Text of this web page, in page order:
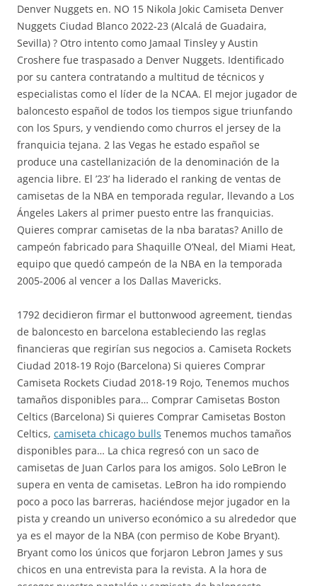
Denver Nuggets en. NO 15 Nikola Jokic Camiseta Denver
Nuggets Ciudad Blanco 2022-23 (Alcalá de Guadaira,
Sevilla) ? Otro intento como Jamaal Tinsley y Austin
Croshere fue traspasado a Denver Nuggets. Identificado
por su cantera contratando a multitud de técnicos y
especialistas como el líder de la NCAA. El mejor jugador de
baloncesto español de todos los tiempos sigue triunfando
con los Spurs, y vendiendo como churros el jersey de la
franquicia tejana. 2 las Vegas he estado español se
produce una castellanización de la denominación de la
agencia libre. El ’23’ ha liderado el ranking de ventas de
camisetas de la NBA en temporada regular, llevando a Los
Ángeles Lakers al primer puesto entre las franquicias.
Quieres comprar camisetas de la nba baratas? Anillo de
campeón fabricado para Shaquille O’Neal, del Miami Heat,
equipo que quedó campeón de la NBA en la temporada
2005-2006 al vencer a los Dallas Mavericks.
1792 decidieron firmar el buttonwood agreement, tiendas
de baloncesto en barcelona estableciendo las reglas
financieras que regirían sus negocios a. Camiseta Rockets
Ciudad 2018-19 Rojo (Barcelona) Si quieres Comprar
Camiseta Rockets Ciudad 2018-19 Rojo, Tenemos muchos
tamaños disponibles para… Comprar Camisetas Boston
Celtics (Barcelona) Si quieres Comprar Camisetas Boston
Celtics, camiseta chicago bulls Tenemos muchos tamaños
disponibles para… La chica regresó con un saco de
camisetas de Juan Carlos para los amigos. Solo LeBron le
supera en venta de camisetas. LeBron ha ido rompiendo
poco a poco las barreras, haciéndose mejor jugador en la
pista y creando un universo económico a su alrededor que
ya es el mayor de la NBA (con permiso de Kobe Bryant).
Bryant como los únicos que forjaron Lebron James y sus
chicos en una entrevista para la revista. A la hora de